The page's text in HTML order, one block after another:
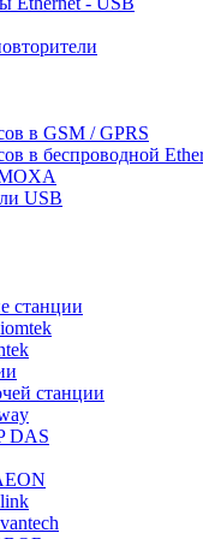
в GSM / GPRS
в беспроводной
USB
станции
станции
DAS